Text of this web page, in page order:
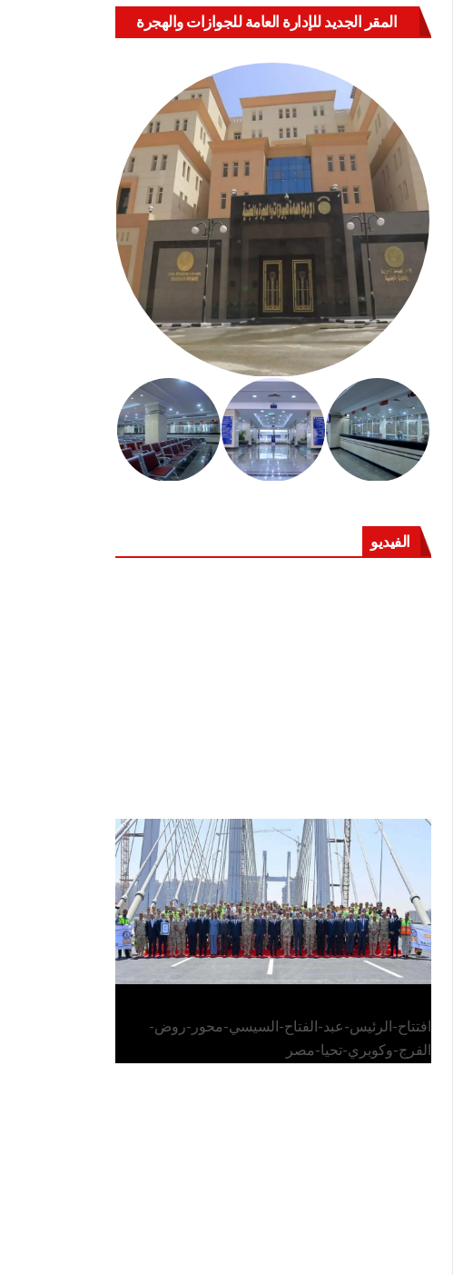
المقر الجديد للإدارة العامة للجوازات والهجرة
الفيديو
الرئيس عبد الفتاح السيسي يفتتح محور روض
الفرج وكوبري تحيا مصر
افتتاح-الرئيس-عبد-الفتاح-السيسي-محور-روض-
الفرج-وكوبري-تحيا-مصر